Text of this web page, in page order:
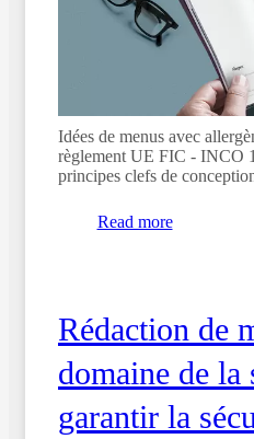
Idées de menus avec
règlement UE FIC - INCO
principes clefs de
Read more
Rédaction de
domaine de la
garantir la